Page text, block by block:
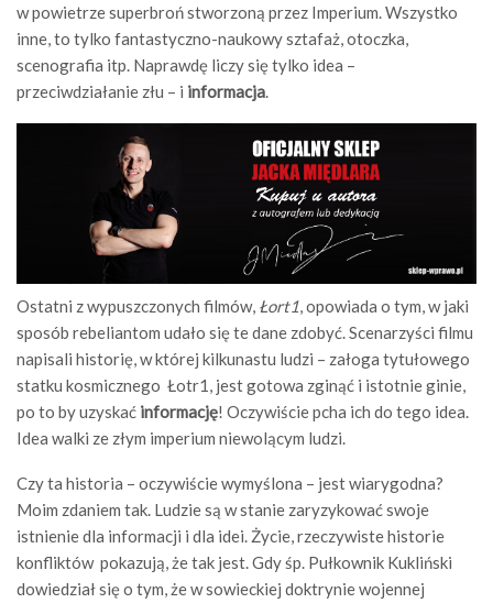
w powietrze superbroń stworzoną przez Imperium. Wszystko
inne, to tylko fantastyczno-naukowy sztafaż, otoczka,
scenografia itp. Naprawdę liczy się tylko idea –
przeciwdziałanie złu – i informacja.
Ostatni z wypuszczonych filmów, Łort1, opowiada o tym, w jaki
sposób rebeliantom udało się te dane zdobyć. Scenarzyści filmu
napisali historię, w której kilkunastu ludzi – załoga tytułowego
statku kosmicznego Łotr1, jest gotowa zginąć i istotnie ginie,
po to by uzyskać informację! Oczywiście pcha ich do tego idea.
Idea walki ze złym imperium niewolącym ludzi.
Czy ta historia – oczywiście wymyślona – jest wiarygodna?
Moim zdaniem tak. Ludzie są w stanie zaryzykować swoje
istnienie dla informacji i dla idei. Życie, rzeczywiste historie
konfliktów pokazują, że tak jest. Gdy śp. Pułkownik Kukliński
dowiedział się o tym, że w sowieckiej doktrynie wojennej